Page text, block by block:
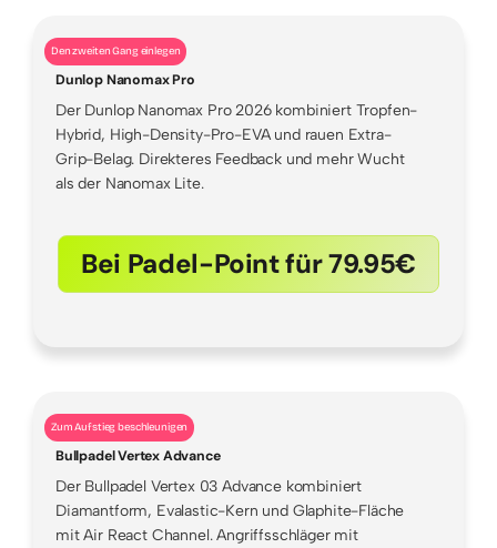
Den zweiten Gang einlegen
Dunlop Nanomax Pro
Der Dunlop Nanomax Pro 2026 kombiniert Tropfen-
Hybrid, High-Density-Pro-EVA und rauen Extra-
Grip-Belag. Direkteres Feedback und mehr Wucht
als der Nanomax Lite.
Bei Padel-Point für 79.95€
Zum Aufstieg beschleunigen
Bullpadel Vertex Advance
Der Bullpadel Vertex 03 Advance kombiniert
Diamantform, Evalastic-Kern und Glaphite-Fläche
mit Air React Channel. Angriffsschläger mit